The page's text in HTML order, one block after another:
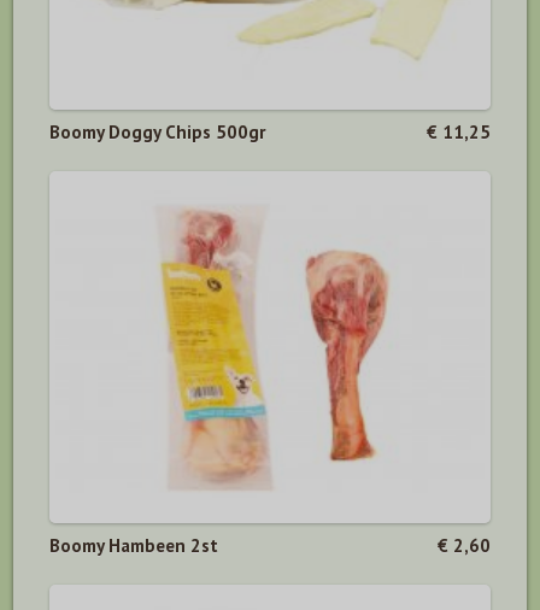
Boomy Doggy Chips 500gr € 11,25
Boomy Hambeen 2st € 2,60